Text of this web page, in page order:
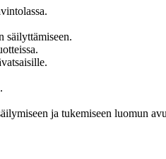
säilyttämiseen.
ja tukemiseen luomun